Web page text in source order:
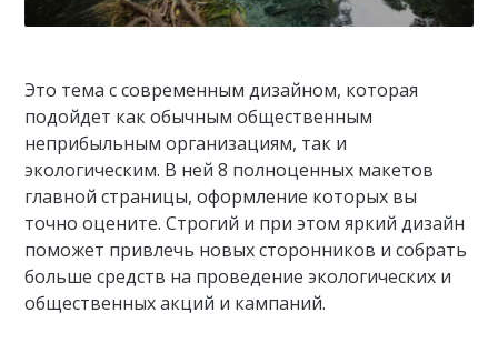
Это тема с современным дизайном, которая
подойдет как обычным общественным
неприбыльным организациям, так и
экологическим. В ней 8 полноценных макетов
главной страницы, оформление которых вы
точно оцените. Строгий и при этом яркий дизайн
поможет привлечь новых сторонников и собрать
больше средств на проведение экологических и
общественных акций и кампаний.